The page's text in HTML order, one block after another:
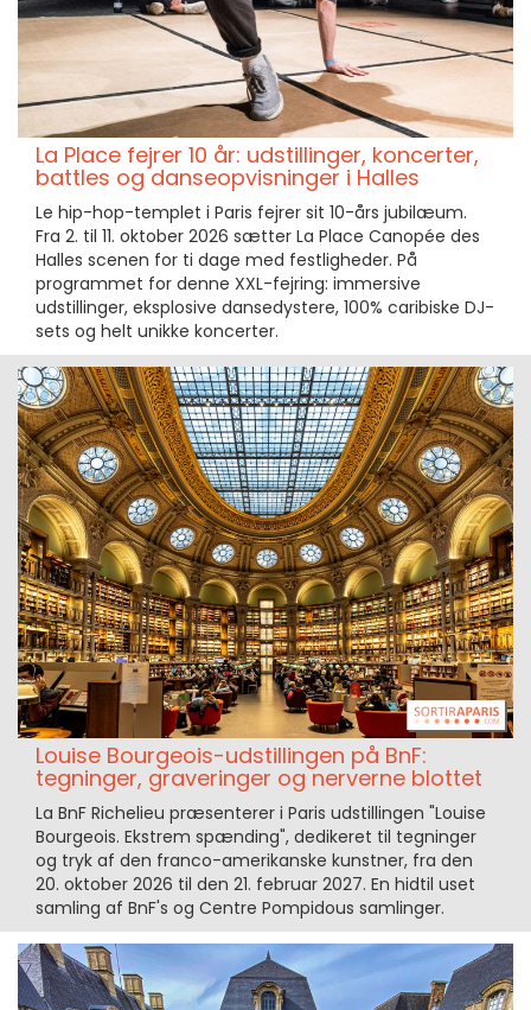
La Place fejrer 10 år: udstillinger, koncerter,
battles og danseopvisninger i Halles
Le hip-hop-templet i Paris fejrer sit 10-års jubilæum.
Fra 2. til 11. oktober 2026 sætter La Place Canopée des
Halles scenen for ti dage med festligheder. På
programmet for denne XXL-fejring: immersive
udstillinger, eksplosive dansedystere, 100% caribiske DJ-
sets og helt unikke koncerter.
Louise Bourgeois-udstillingen på BnF:
tegninger, graveringer og nerverne blottet
La BnF Richelieu præsenterer i Paris udstillingen "Louise
Bourgeois. Ekstrem spænding", dedikeret til tegninger
og tryk af den franco-amerikanske kunstner, fra den
20. oktober 2026 til den 21. februar 2027. En hidtil uset
samling af BnF's og Centre Pompidous samlinger.